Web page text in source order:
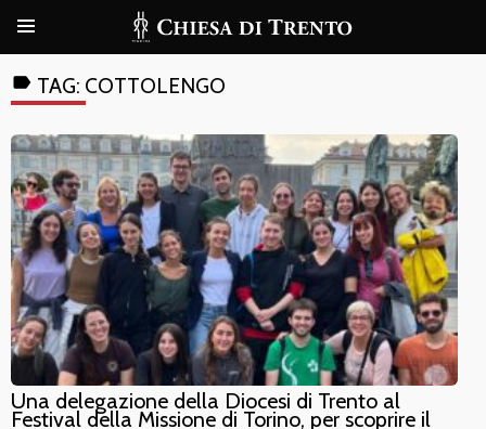
label TAG: COTTOLENGO
Una delegazione della Diocesi di Trento al
Festival della Missione di Torino, per scoprire il